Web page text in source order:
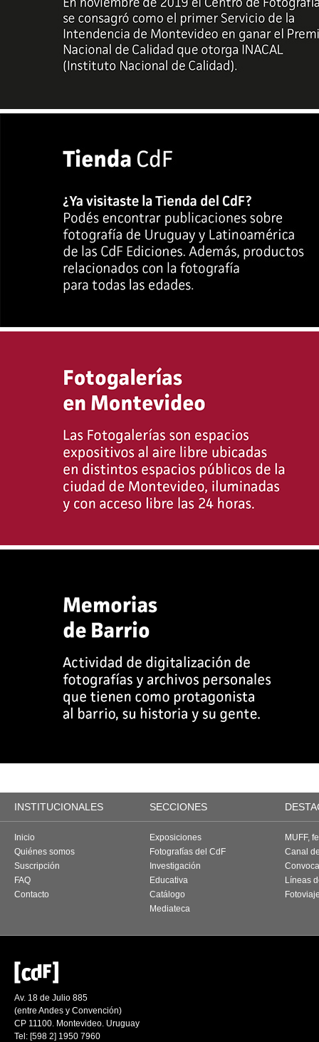
INSTITUCIONALES SECCIONES
Inicio
Quiénes somos
Suscripción
FAQ
Contacto
Exposiciones
Fotografías del CdF
Investigación
Educativa
Catálogo
Mediateca
MUFF,
Canal
Líneas
Av. 18 de Julio 885
(entre Andes y Convención)
CP 11100. Montevideo. Uruguay
Tel: [598 2] 1950 7960